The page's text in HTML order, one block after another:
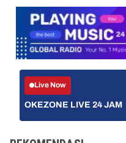
Live Now
OKEZONE LIVE 24 JAM